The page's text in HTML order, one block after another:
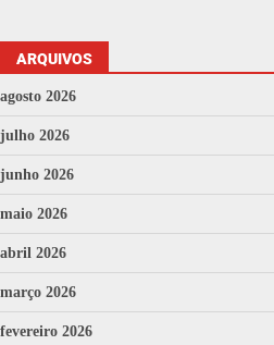
ARQUIVOS
agosto 2026
julho 2026
junho 2026
maio 2026
abril 2026
março 2026
fevereiro 2026